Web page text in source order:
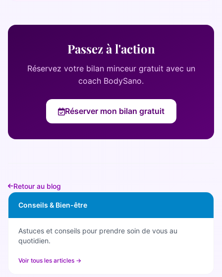
Passez à l'action
Réservez votre bilan minceur gratuit avec un
coach BodySano.
Réserver mon bilan gratuit
Retour au blog
Conseils & Bien-être
Astuces et conseils pour prendre soin de vous au
quotidien.
Voir tous les articles →